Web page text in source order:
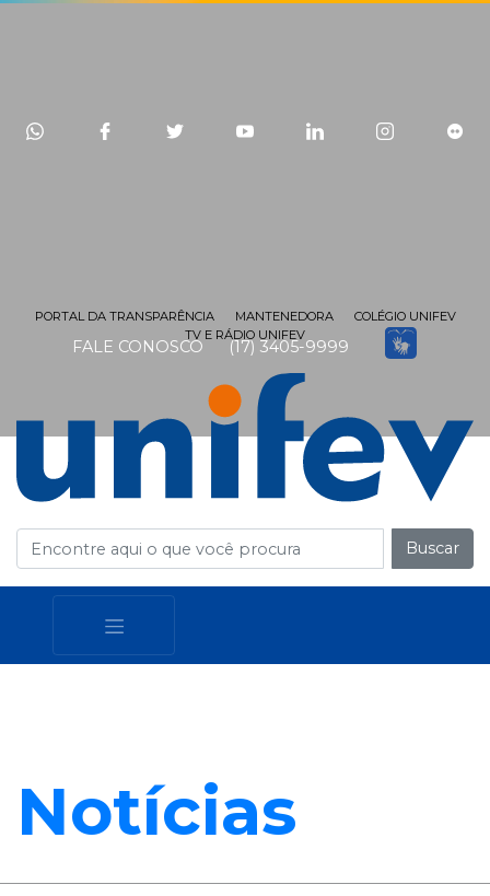
FALE CONOSCO (17) 3405-9999
PORTAL DA TRANSPARÊNCIA MANTENEDORA
COLÉGIO UNIFEV
TV E RÁDIO UNIFEV
Buscar
Notícias